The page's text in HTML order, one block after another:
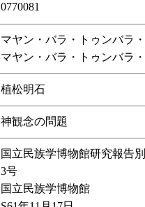
0770081
マヤン・バラ・トゥンバラ
マヤン・バラ・トゥンバラ
植松明石
神観念の問題
国立民族学博物館研究報告
3号
国立民族学博物館